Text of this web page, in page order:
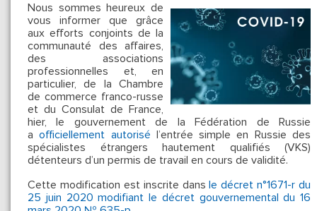
Nous sommes heureux de
vous informer que grâce
aux efforts conjoints de la
communauté des affaires,
des associations
professionnelles et, en
particulier, de la Chambre
de commerce franco-russe
et du Consulat de France,
hier, le gouvernement de la Fédération de Russie
aofficiellement autorisé l’entrée simple en Russie des
spécialistes étrangers hautement qualifiés (VKS)
détenteurs d’un permis de travail en cours de validité.
Cette modification est inscrite dansle décret n°1671-r du
25 juin 2020 modifiant le décret gouvernemental du 16